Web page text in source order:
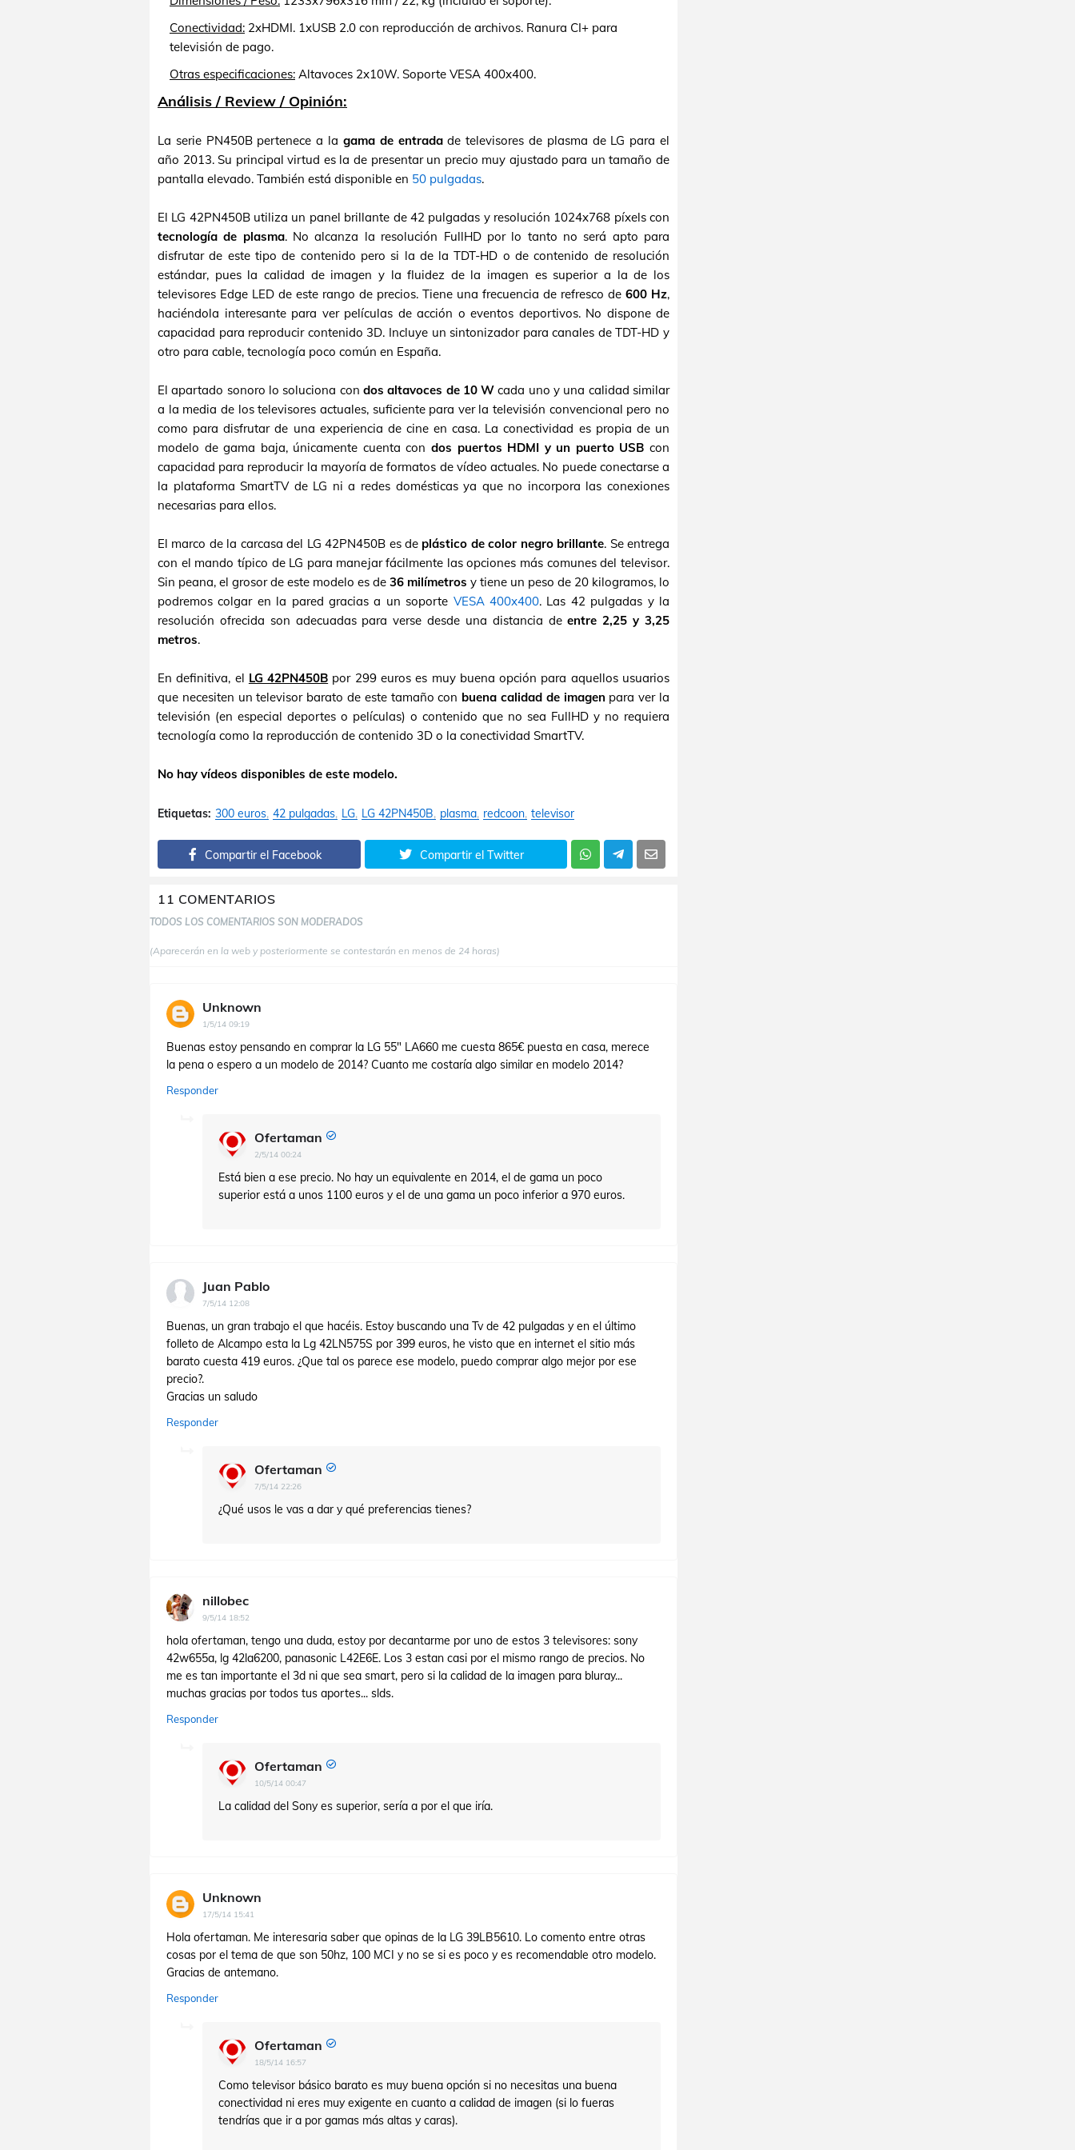
Conectividad: 2xHDMI. 1xUSB 2.0 con reproducción de archivos. Ranura CI+ para
televisión de pago.
Otras especificaciones: Altavoces 2x10W. Soporte VESA 400x400.
Análisis / Review / Opinión:
La serie PN450B pertenece a la gama de entradade televisores de plasma de LG para el
año 2013. Su principal virtud es la de presentar un precio muy ajustado para un tamaño de
pantalla elevado. También está disponible en 50 pulgadas.
El LG 42PN450B utiliza un panel brillante de 42 pulgadas y resolución 1024x768 píxels con
tecnología de plasma. No alcanza la resolución FullHD por lo tanto no será apto para
disfrutar de este tipo de contenido pero si la de la TDT-HD o de contenido de resolución
estándar, pues la calidad de imagen y la fluidez de la imagen es superior a la de los
televisores Edge LED de este rango de precios. Tiene una frecuencia de refresco de 600 Hz,
haciéndola interesante para ver películas de acción o eventos deportivos. No dispone de
capacidad para reproducir contenido 3D. Incluye un sintonizador para canales de TDT-HD y
otro para cable, tecnología poco común en España.
El apartado sonoro lo soluciona con dos altavoces de 10 W cada uno y una calidad similar
a la media de los televisores actuales, suficiente para ver la televisión convencional pero no
como para disfrutar de una experiencia de cine en casa. La conectividad es propia de un
modelo de gama baja, únicamente cuenta con dos puertos HDMI y un puerto USB con
capacidad para reproducir la mayoría de formatos de vídeo actuales. No puede conectarse a
la plataforma SmartTV de LG ni a redes domésticas ya que no incorpora las conexiones
necesarias para ellos.
El marco de la carcasa del LG 42PN450B es de plástico de color negro brillante. Se entrega
con el mando típico de LG para manejar fácilmente las opciones más comunes del televisor.
Sin peana, el grosor de este modelo es de 36 milímetros y tiene un peso de 20 kilogramos, lo
podremos colgar en la pared gracias a un soporte VESA 400x400. Las 42 pulgadas y la
resolución ofrecida son adecuadas para verse desde una distancia deentre 2,25 y 3,25
metros.
En definitiva, el LG 42PN450B por 299 euros es muy buena opción para aquellos usuarios
que necesiten un televisor barato de este tamaño con buena calidad de imagen para ver la
televisión (en especial deportes o películas) o contenido que no sea FullHD y no requiera
tecnología como la reproducción de contenido 3D o la conectividad SmartTV.
No hay vídeos disponibles de este modelo.
Etiquetas: 300 euros 42 pulgadas LG LG 42PN450B plasma redcoon televisor
Compartir el Facebook Compartir el Twitter
11 COMENTARIOS
TODOS LOS COMENTARIOS SON MODERADOS
(Aparecerán en la web y posteriormente se contestarán en menos de 24 horas)
Unknown
1/5/14 09:19
Buenas estoy pensando en comprar la LG 55" LA660 me cuesta 865€ puesta en casa, merece
la pena o espero a un modelo de 2014? Cuanto me costaría algo similar en modelo 2014?
Responder
Ofertaman
2/5/14 00:24
Está bien a ese precio. No hay un equivalente en 2014, el de gama un poco
superior está a unos 1100 euros y el de una gama un poco inferior a 970 euros.
Juan Pablo
7/5/14 12:08
Buenas, un gran trabajo el que hacéis. Estoy buscando una Tv de 42 pulgadas y en el último
folleto de Alcampo esta la Lg 42LN575S por 399 euros, he visto que en internet el sitio más
barato cuesta 419 euros. ¿Que tal os parece ese modelo, puedo comprar algo mejor por ese
precio?.
Gracias un saludo
Responder
Ofertaman
7/5/14 22:26
¿Qué usos le vas a dar y qué preferencias tienes?
nillobec
9/5/14 18:52
hola ofertaman, tengo una duda, estoy por decantarme por uno de estos 3 televisores: sony
42w655a, lg 42la6200, panasonic L42E6E. Los 3 estan casi por el mismo rango de precios. No
me es tan importante el 3d ni que sea smart, pero si la calidad de la imagen para bluray...
muchas gracias por todos tus aportes... slds.
Responder
Ofertaman
10/5/14 00:47
La calidad del Sony es superior, sería a por el que iría.
Unknown
17/5/14 15:41
Hola ofertaman. Me interesaria saber que opinas de la LG 39LB5610. Lo comento entre otras
cosas por el tema de que son 50hz, 100 MCI y no se si es poco y es recomendable otro modelo.
Gracias de antemano.
Responder
Ofertaman
18/5/14 16:57
Como televisor básico barato es muy buena opción si no necesitas una buena
conectividad ni eres muy exigente en cuanto a calidad de imagen (si lo fueras
tendrías que ir a por gamas más altas y caras).